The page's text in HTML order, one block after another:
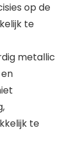
op de
te
metallic
te